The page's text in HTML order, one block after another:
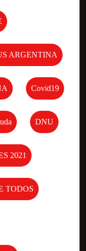
ARGENTINA
Covid19
DNU
2021
TODOS